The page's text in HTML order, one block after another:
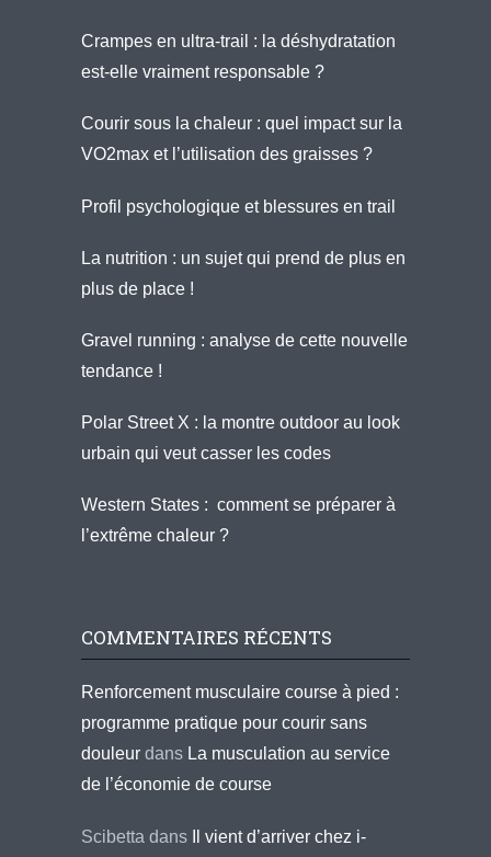
Crampes en ultra-trail : la déshydratation
est-elle vraiment responsable ?
Courir sous la chaleur : quel impact sur la
VO2max et l’utilisation des graisses ?
Profil psychologique et blessures en trail
La nutrition : un sujet qui prend de plus en
plus de place !
Gravel running : analyse de cette nouvelle
tendance !
Polar Street X : la montre outdoor au look
urbain qui veut casser les codes
Western States : comment se préparer à
l’extrême chaleur ?
COMMENTAIRES RÉCENTS
Renforcement musculaire course à pied :
programme pratique pour courir sans
douleur dans La musculation au service
de l’économie de course
Scibetta dans
Il vient d’arriver chez i-